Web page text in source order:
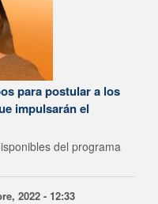
para postular a los
impulsarán el
del programa
2022 - 12:33